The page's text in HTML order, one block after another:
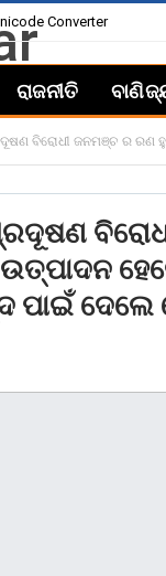
Converter
ରାଜନୀତି
ବିରୋଧୀ ଜନମଞ୍ଚ ର ରଣ
ଦେଲେ